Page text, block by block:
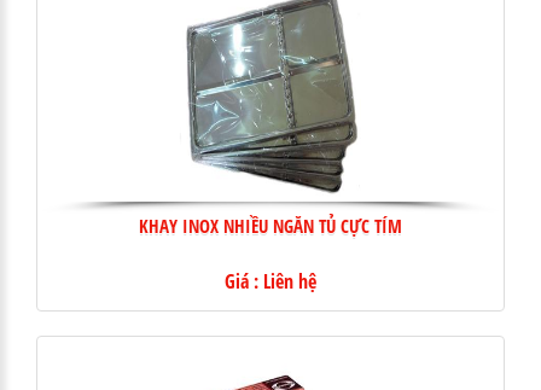
KHAY INOX NHIỀU NGĂN TỦ CỰC TÍM
Giá : Liên hệ